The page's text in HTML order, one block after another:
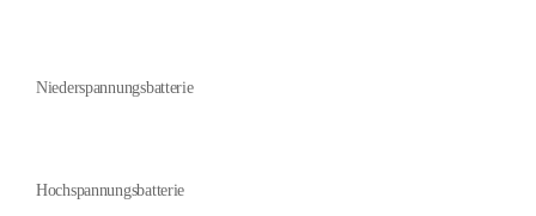
Niederspannungsbatterie
Hochspannungsbatterie